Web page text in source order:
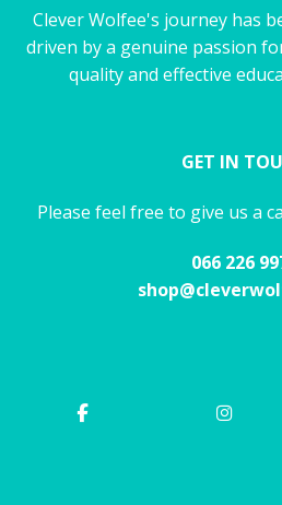
Clever Wolfee's journey has
driven by a genuine passion
quality and effective
GET IN
Please feel free to give us a
066 226